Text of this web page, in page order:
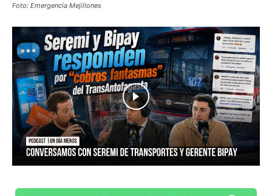
Foto: Emergencia Mejillones